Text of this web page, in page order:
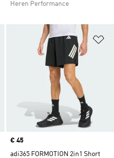
Heren Performance
Op verlanglijst zetten
Price
€ 45
adi365 FORMOTION 2in1 Short